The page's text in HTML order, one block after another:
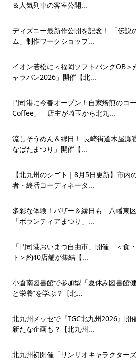
＆人気列車の客室公開...
ディズニー最新作公開を記念！ 「伝説
ム」制作ワークショップ...
イオン若松に＜福岡ソフトバンクOB＞
ャラバン2026」開催【北...
門司港に今春オープン！自家焙煎のコ
Coffee」 店主が埼玉から北九...
流しそうめん＆縁日！ 長崎街道木屋瀬
なばたまつり」開催【...
【北九州のシゴト｜8月5日更新】市内
者・終活コーディネータ...
多彩な体験！バザー＆縁日も 八幡東
「ボランティアまつり」...
「門司港おいまつ自由市」開催 ＜食
ト＞約40店舗が集結【...
小倉南図書館で参加型「夏休み図書館
と栄養”を学ぶ？【北...
北九州メッセで『TGC北九州2026』
新たな企画も？【北九州...
北九州初開催「サンリオキャラクター